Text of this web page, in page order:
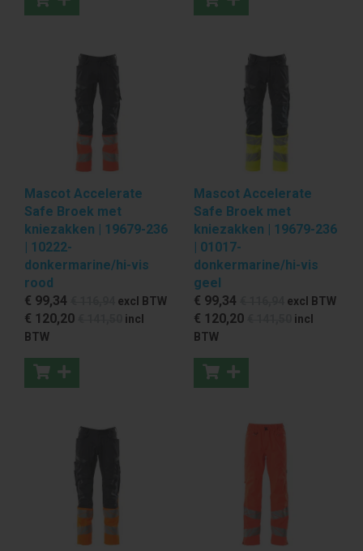
Mascot Accelerate
Safe Broek met
kniezakken | 19679-236
| 10222-
donkermarine/hi-vis
rood
€ 99,34 excl BTW
€ 120,20
incl
BTW
Mascot Accelerate
Safe Broek met
kniezakken | 19679-236
| 01017-
donkermarine/hi-vis
geel
€ 99,34 excl BTW
€ 120,20
incl
BTW